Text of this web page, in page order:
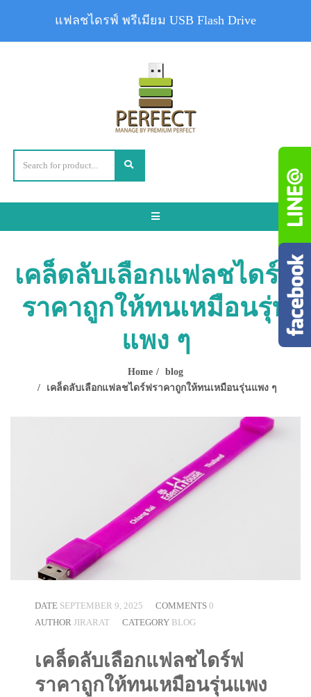
Toggle
เคล็ดลับเลือกแฟลชไดร์ฟ
ราคาถูกให้ทนเหมือนรุ่น
แพง ๆ
Home
blog
เคล็ดลับเลือกแฟลชไดร์ฟราคาถูกให้ทนเหมือนรุ่นแพง ๆ
DATE SEPTEMBER 9, 2025 COMMENTS 0
AUTHOR JIRARAT CATEGORY BLOG
เคล็ดลับเลือกแฟลชไดร์ฟ
ราคาถูกให้ทนเหมือนรุ่นแพง
แฟลชไดรฟ์ พรีเมียม USB Flash Drive